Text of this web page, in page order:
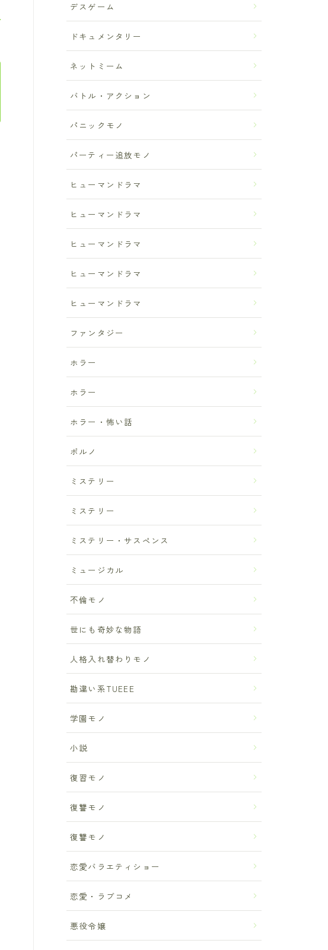
デスゲーム
ドキュメンタリー
ネットミーム
バトル・アクション
パニックモノ
パーティー追放モノ
ヒューマンドラマ
ヒューマンドラマ
ヒューマンドラマ
ヒューマンドラマ
ヒューマンドラマ
ファンタジー
ホラー
ホラー
ホラー・怖い話
ポルノ
ミステリー
ミステリー
ミステリー・サスペンス
ミュージカル
不倫モノ
世にも奇妙な物語
人格入れ替わりモノ
勘違い系TUEEE
学園モノ
小説
復習モノ
復讐モノ
復讐モノ
恋愛バラエティショー
恋愛・ラブコメ
悪役令嬢